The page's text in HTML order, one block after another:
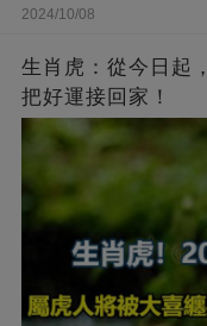
2024/10/08
生肖虎：從今日起
把好運接回家！